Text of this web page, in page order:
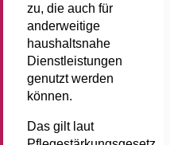
zu, die auch für
anderweitige
haushaltsnahe
Dienstleistungen
genutzt werden
können.
Das gilt laut